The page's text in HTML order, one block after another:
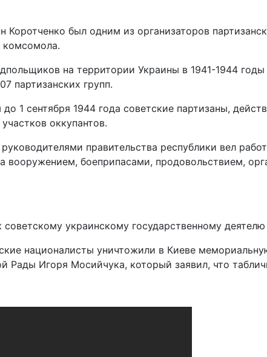
был одним из организаторов
комсомола.
на территории Украины в 1941-1944
партизанских групп.
1 сентября 1944 года советские партизаны,
оккупантов.
правительства республики вел
вооружением, боеприпасами, продовольствием,
украинскому государственному
националисты уничтожили в Киеве
Рады Игоря Мосийчука, который заявил, что